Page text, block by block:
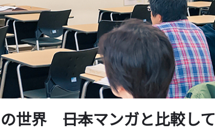
界 ――日本マンガと比較して――